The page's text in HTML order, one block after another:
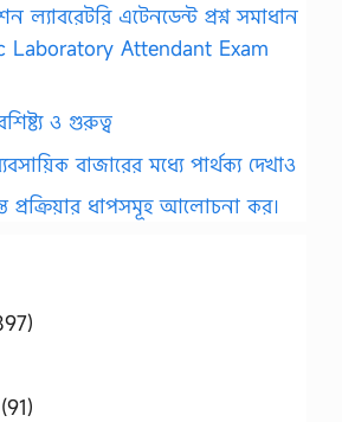
ল্যাবরেটরি এটেনডেন্ট প্রশ্ন সমাধান
Laboratory Attendant Exam
ও গুরুত্ব
বাজারের মধ্যে পার্থক্য দেখাও
প্রক্রিয়ার ধাপসমূহ আলোচনা কর।
(91)